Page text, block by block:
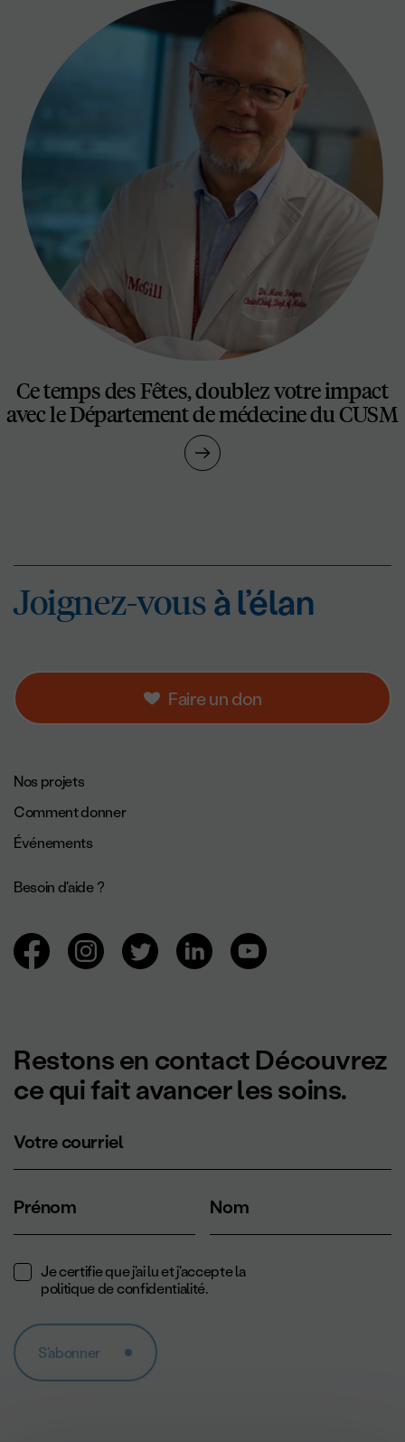
Ce temps des Fêtes, doublez votre impact
avec le Département de médecine du CUSM
Faire un don
Joignez-vousà
Joignez-vousà l’élan
Navigation de pied de page.
Nos projets
Comment donner
Événements
Besoin d'aide ?
Navigation des réseaux sociaux.
Restons en contact Découvrez
ce qui fait avancer les soins.
Votre courriel
Prénom Nom
Je certifie que j'ai lu et j'accepte la
politique de confidentialité.
S'abonner